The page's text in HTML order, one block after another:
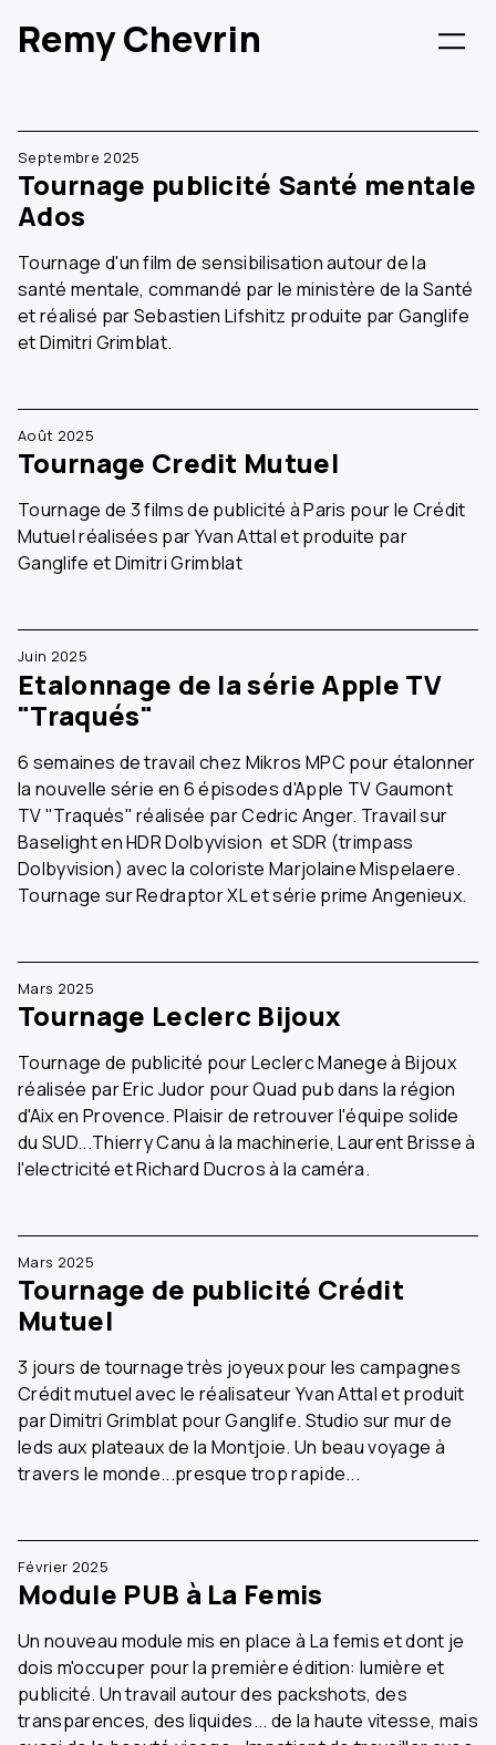
Remy Chevrin
Septembre 2025
Tournage publicité Santé mentale
Ados
Tournage d'un film de sensibilisation autour de la
santé mentale, commandé par le ministère de la Santé
et réalisé par Sebastien Lifshitz produite par Ganglife
et Dimitri Grimblat.
Août 2025
Tournage Credit Mutuel
Tournage de 3 films de publicité à Paris pour le Crédit
Mutuel réalisées par Yvan Attal et produite par
Ganglife et Dimitri Grimblat
Juin 2025
Etalonnage de la série Apple TV
"Traqués"
6 semaines de travail chez Mikros MPC pour étalonner
la nouvelle série en 6 épisodes d'Apple TV Gaumont
TV "Traqués" réalisée par Cedric Anger. Travail sur
Baselight en HDR Dolbyvision et SDR (trimpass
Dolbyvision) avec la coloriste Marjolaine Mispelaere.
Tournage sur Redraptor XL et série prime Angenieux.
Mars 2025
Tournage Leclerc Bijoux
Tournage de publicité pour Leclerc Manege à Bijoux
réalisée par Eric Judor pour Quad pub dans la région
d'Aix en Provence. Plaisir de retrouver l'équipe solide
du SUD...Thierry Canu à la machinerie, Laurent Brisse à
l'electricité et Richard Ducros à la caméra.
Mars 2025
Tournage de publicité Crédit
Mutuel
3 jours de tournage très joyeux pour les campagnes
Crédit mutuel avec le réalisateur Yvan Attal et produit
par Dimitri Grimblat pour Ganglife. Studio sur mur de
leds aux plateaux de la Montjoie. Un beau voyage à
travers le monde...presque trop rapide...
Février 2025
Module PUB à La Femis
Un nouveau module mis en place à La femis et dont je
dois m'occuper pour la première édition: lumière et
publicité. Un travail autour des packshots, des
transparences, des liquides... de la haute vitesse, mais